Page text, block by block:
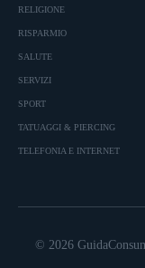
RELIGIONE
RISPARMIO
SALUTE
SERVIZI
SPORT
TATUAGGI & PIERCING
TELEFONIA E INTERNET
© 2026